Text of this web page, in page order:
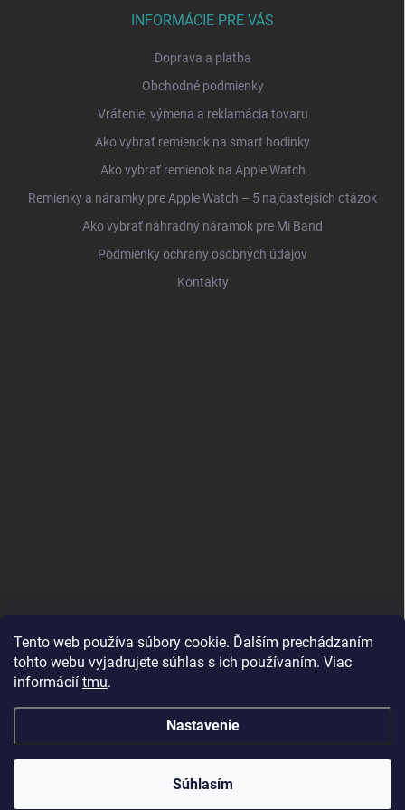
Tento web používa súbory cookie. Ďalším prechádzaním
tohto webu vyjadrujete súhlas s ich používaním. Viac
informácií tmu.
Nastavenie
Súhlasím
INFORMÁCIE PRE VÁS
Doprava a platba
Obchodné podmienky
Vrátenie, výmena a reklamácia tovaru
Ako vybrať remienok na smart hodinky
Ako vybrať remienok na Apple Watch
Remienky a náramky pre Apple Watch – 5 najčastejších otázok
Ako vybrať náhradný náramok pre Mi Band
Podmienky ochrany osobných údajov
Kontakty
MujMiBand.cz
MojRemienok.sk. Všetky práva vyhradené.